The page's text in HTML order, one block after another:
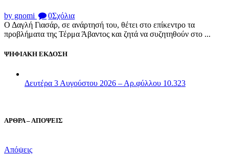
by gnomi 0Σχόλια
Ο Δαγλή Γιασάρ, σε ανάρτησή του, θέτει στο επίκεντρο τα
προβλήματα της Τέρμα Άβαντος και ζητά να συζητηθούν στο ...
ΨΗΦΙΑΚΗ ΕΚΔΟΣΗ
Δευτέρα 3 Αυγούστου 2026 – Αρ.φύλλου 10.323
ΑΡΘΡΑ – ΑΠΟΨΕΙΣ
Απόψεις